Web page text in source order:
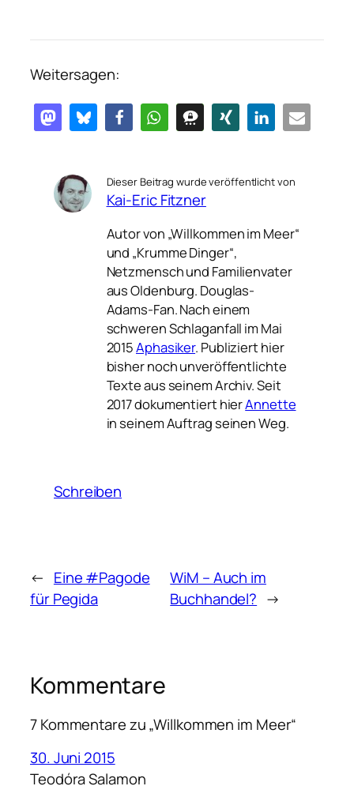
Weitersagen:
Dieser Beitrag wurde veröffentlicht von
Kai-Eric Fitzner
Autor von „Willkommen im Meer“
und „Krumme Dinger“,
Netzmensch und Familienvater
aus Oldenburg. Douglas-
Adams-Fan. Nach einem
schweren Schlaganfall im Mai
2015Aphasiker. Publiziert hier
bisher noch unveröffentlichte
Texte aus seinem Archiv. Seit
2017 dokumentiert hierAnnette
in seinem Auftrag seinen Weg.
Schreiben
← Eine #Pagode
für Pegida
WiM – Auch im
Buchhandel? →
Kommentare
7 Kommentare zu „Willkommen im Meer“
30. Juni 2015
Teodóra Salamon